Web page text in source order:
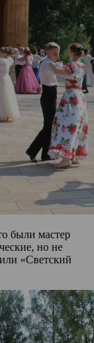
были мастер
но не
«Светский